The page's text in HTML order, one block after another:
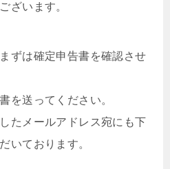
ざいます。
ずは確定申告書を確認させ
を送ってください。
たメールアドレス宛にも下
いております。